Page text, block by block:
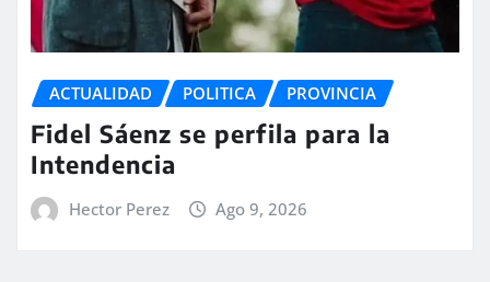
ACTUALIDAD POLITICA PROVINCIA
Fidel Sáenz se perfila para la
Intendencia
Hector Perez Ago 9, 2026